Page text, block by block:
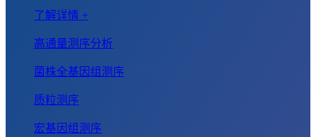
了解详情 +
高通量测序分析
菌株全基因组测序
质粒测序
宏基因组测序